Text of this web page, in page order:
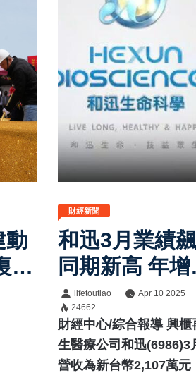
動
:
財經新聞
和迅3月業績
同期新高 年增
倍lifetoutiao
Apr 10 2025
24662
財經中心/綜合報導 興櫃
生醫療公司和迅(6986)3
營收為新台幣2,107萬元